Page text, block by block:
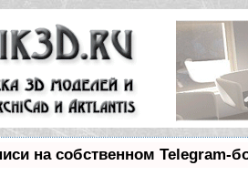
на собственном Telegram-